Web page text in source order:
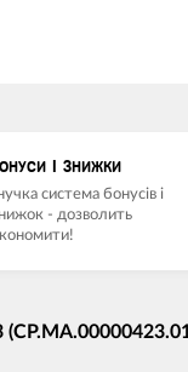
І ЗНИЖКИ
система бонусів і
- дозволить